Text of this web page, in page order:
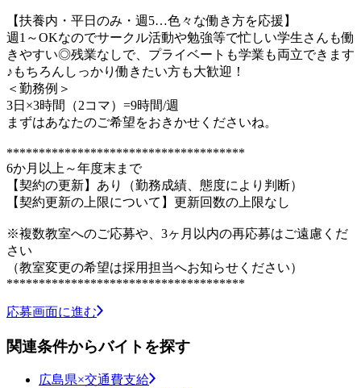
【扶養内・平日のみ・週5…色々な働き方を応援】
週1～OKなのでサークル活動や勉強等で忙しい学生さんも働
きやすい◎残業なしで、プライベートも学業も両立できます
♪もちろんしっかり働きたい方も大歓迎！
＜勤務例＞
3日×3時間（2コマ）=9時間/週
まずはあなたのご希望をおきかせくださいね。
*************************************
6か月以上～年度末まで
【契約の更新】あり（勤務成績、態度により判断）
【契約更新の上限について】更新回数の上限なし
※複数教室へのご応募や、3ヶ月以内の再応募はご遠慮くだ
さい
（教室変更の希望は採用担当へお知らせください）
*************************************
応募画面に進む
関連条件からバイトを探す
広島県×交通費支給